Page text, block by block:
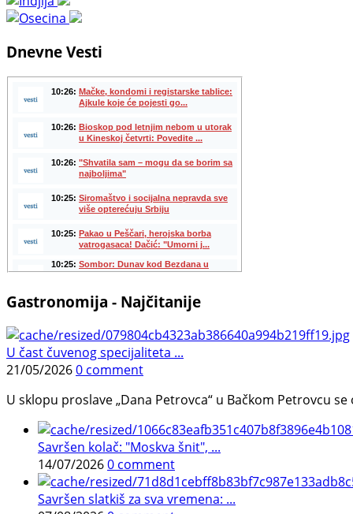
Dnevne Vesti
Gastronomija - Najčitanije
U čast čuvenog specijaliteta ...
21/05/20260 comment
U sklopu proslave „Dana Petrovca“ u Bačkom Petrovcu
Savršen kolač: "Moskva šnit", ...
14/07/20260 comment
Savršen slatkiš za sva vremena: ...